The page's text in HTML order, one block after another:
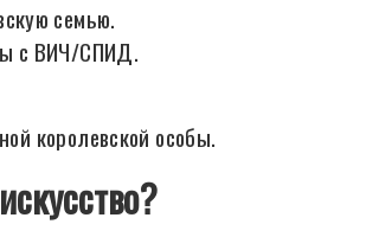
семью.
с ВИЧ/СПИД.
королевской особы.